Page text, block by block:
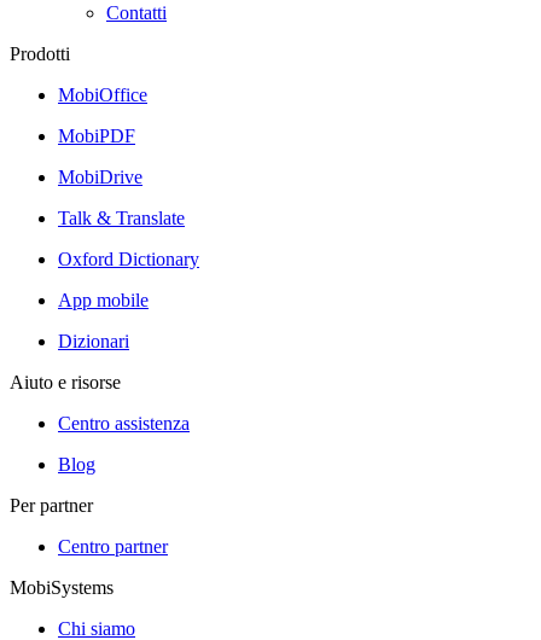
Contatti
Prodotti
MobiOffice
MobiPDF
MobiDrive
Talk & Translate
Oxford Dictionary
App mobile
Dizionari
Aiuto e risorse
Centro assistenza
Blog
Per partner
Centro partner
MobiSystems
Chi siamo